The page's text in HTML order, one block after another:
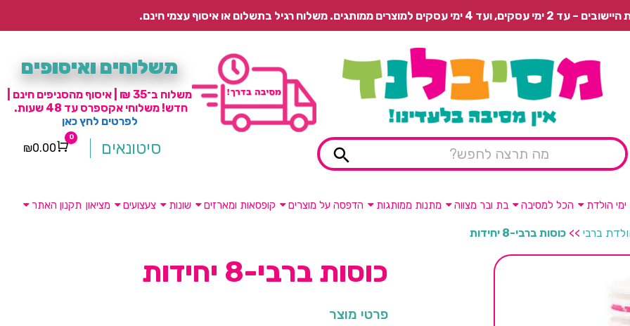
רגיל בתשלום או איסוף עצמי חינם.
משלוחים ואיסופים
משלוח ב־35 ₪ | איסוף מהסניפים חינם |
חדש! משלוחי אקספרס עד 48 שעות.
לפרטים לחץ כאן
סיטונאים Cart
0
₪0.00
ימי הולדת הכל למסיבה בת ובר מצווה מתנות ממותגות הדפסה על מוצרים קופסאות ומארזים שונות צעצועים מציאון תקנון האתר
ברבי >> כוסות ברבי-8 יחידות
כוסות ברבי-8 יחידות
פרטי מוצר